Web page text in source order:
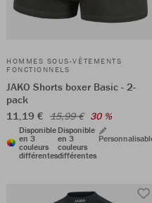
HOMMES SOUS-VÊTEMENTS
FONCTIONNELS
JAKO Shorts boxer Basic - 2-
pack
11,19 € 15,99 € 30 %
Disponible
en 3
couleurs
différentes
Disponible
en 3
couleurs
différentes